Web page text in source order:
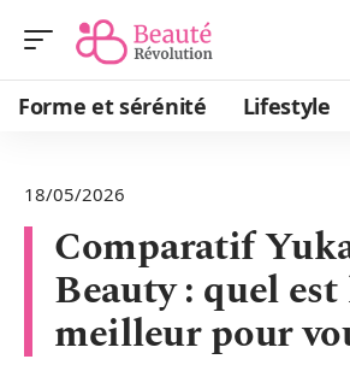
Forme et sérénité Lifestyle
18/05/2026
Comparatif
Beauty : quel est
meilleur pour